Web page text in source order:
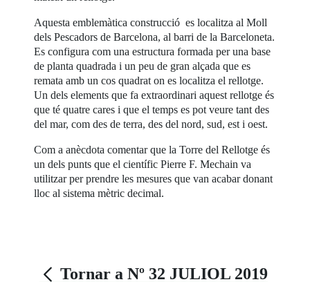
Aquesta emblemàtica construcció es localitza al Moll
dels Pescadors de Barcelona, al barri de la Barceloneta.
Es configura com una estructura formada per una base
de planta quadrada i un peu de gran alçada que es
remata amb un cos quadrat on es localitza el rellotge.
Un dels elements que fa extraordinari aquest rellotge és
que té quatre cares i que el temps es pot veure tant des
del mar, com des de terra, des del nord, sud, est i oest.
Com a anècdota comentar que la Torre del Rellotge és
un dels punts que el científic Pierre F. Mechain va
utilitzar per prendre les mesures que van acabar donant
lloc al sistema mètric decimal.
Tornar a Nº 32 JULIOL 2019